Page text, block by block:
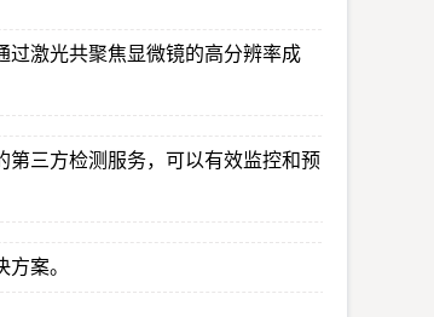
过激光共聚焦显微镜的高分辨率成
三方检测服务，可以有效监控和预
案。